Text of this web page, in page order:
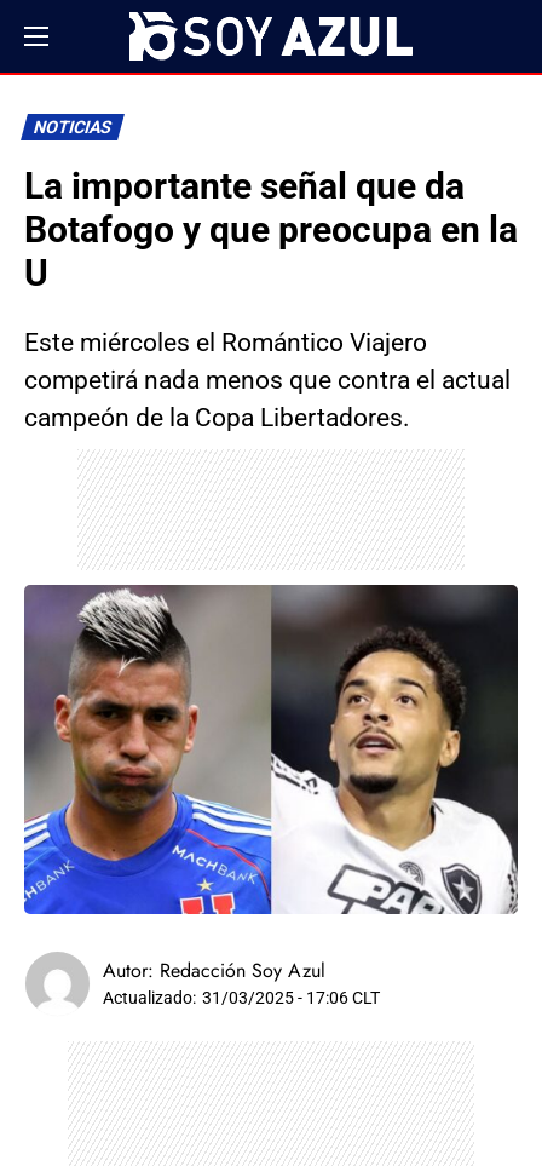
NOTICIAS
La importante señal que da
Botafogo y que preocupa en la
U
Este miércoles el Romántico Viajero
competirá nada menos que contra el actual
campeón de la Copa Libertadores.
Autor: Redacción Soy Azul
Actualizado: 31/03/2025 - 17:06 CLT